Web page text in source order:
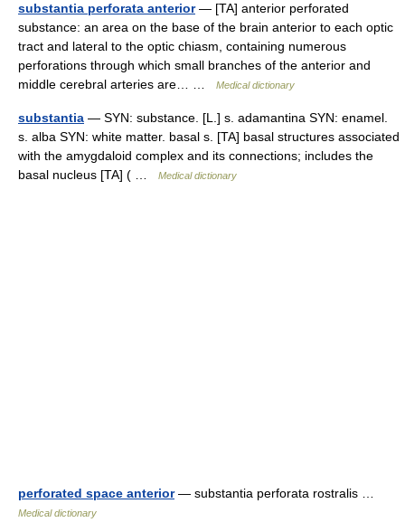
substantia perforata anterior— [TA] anterior perforated
substance: an area on the base of the brain anterior to each optic
tract and lateral to the optic chiasm, containing numerous
perforations through which small branches of the anterior and
middle cerebral arteries are… …
Medical dictionary
substantia — SYN: substance. [L.] s. adamantina SYN: enamel.
s. alba SYN: white matter. basal s. [TA] basal structures associated
with the amygdaloid complex and its connections; includes the
basal nucleus [TA] ( …
Medical dictionary
perforated space anterior— substantia perforata rostralis …
Medical dictionary